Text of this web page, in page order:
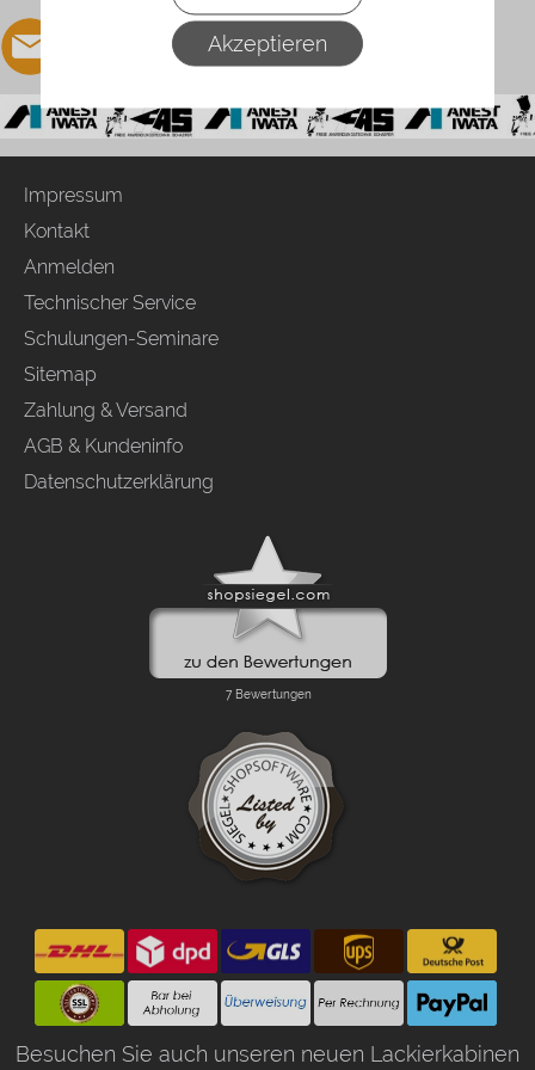
Akzeptieren
Impressum
Kontakt
Anmelden
Technischer Service
Schulungen-Seminare
Sitemap
Zahlung & Versand
AGB & Kundeninfo
Datenschutzerklärung
Besuchen Sie auch unseren neuen Lackierkabinen